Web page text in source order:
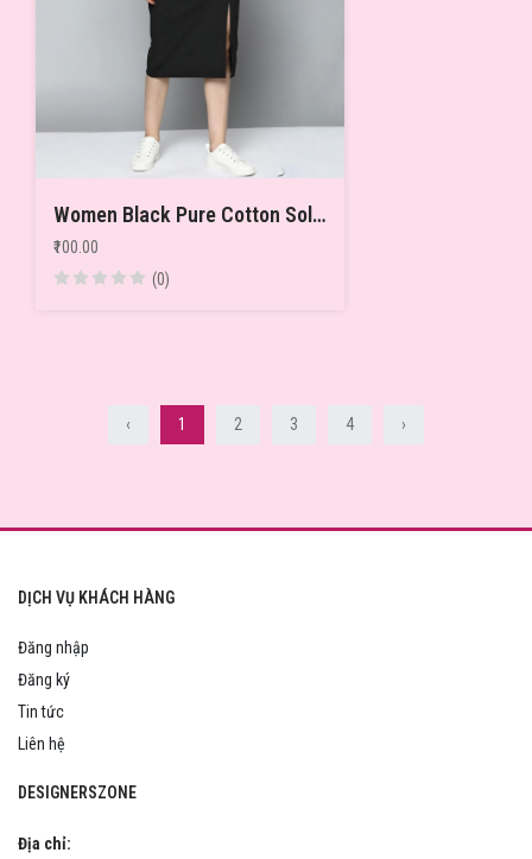
Women Black Pure Cotton Solid Ruched Straight Skirt
₹100.00
(0)
‹ 1 2 3 4 ›
DỊCH VỤ KHÁCH HÀNG
Đăng nhập
Đăng ký
Tin tức
Liên hệ
DESIGNERSZONE
Địa chỉ: